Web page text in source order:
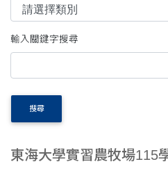
輸入關鍵字搜尋
搜尋
東海大學實習農牧場115